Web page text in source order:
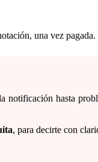
una vez pagada.
notificación hasta
, para decirte con